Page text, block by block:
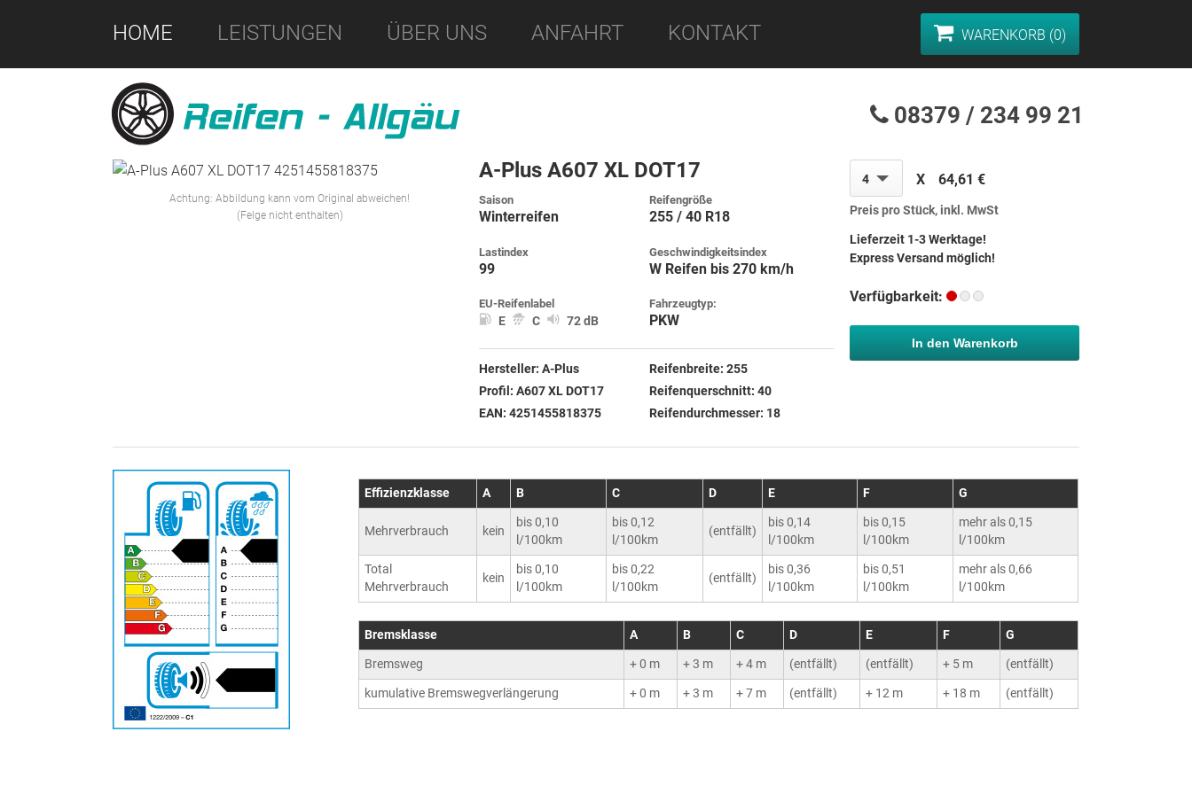
HOME LEISTUNGEN ÜBER UNS ANFAHRT KONTAKT WARENKORB (0)
08379 / 234 99 21
Achtung: Abbildung kann vom Original abweichen!
(Felge nicht enthalten)
A-Plus A607 XL DOT17
Saison
Winterreifen
Reifengröße
255 / 40 R18
Lastindex
99
Geschwindigkeitsindex
W Reifen bis 270 km/h
EU-Reifenlabel
E C 72 dB
Fahrzeugtyp:
PKW
Hersteller:A-Plus
Profil:A607 XL DOT17
EAN:4251455818375
Reifenbreite:255
Reifenquerschnitt:40
Reifendurchmesser: 18
4 X 64,61 €
Preis pro Stück, inkl. MwSt
Lieferzeit 1-3 Werktage!
Express Versand möglich!
Verfügbarkeit:
In den Warenkorb
Effizienzklasse A B C D E F G
Mehrverbrauch kein
bis 0,10
l/100km
bis 0,12
l/100km
(entfällt)
bis 0,14
l/100km
bis 0,15
l/100km
mehr als 0,15
l/100km
Total
Mehrverbrauch
kein
bis 0,10
l/100km
bis 0,22
l/100km
(entfällt)
bis 0,36
l/100km
bis 0,51
l/100km
mehr als 0,66
l/100km
Bremsklasse A B C D E F
G
Bremsweg
+ 0 m + 3 m + 4 m (entfällt) (entfällt) + 5 m
(entfällt)
kumulative Bremswegverlängerung
+ 0 m + 3 m + 7 m (entfällt) + 12 m + 18 m (entfällt)